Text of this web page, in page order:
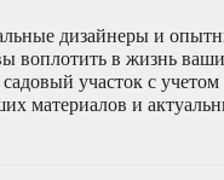
дизайнеры и
воплотить в жизнь
участок с
материалов и